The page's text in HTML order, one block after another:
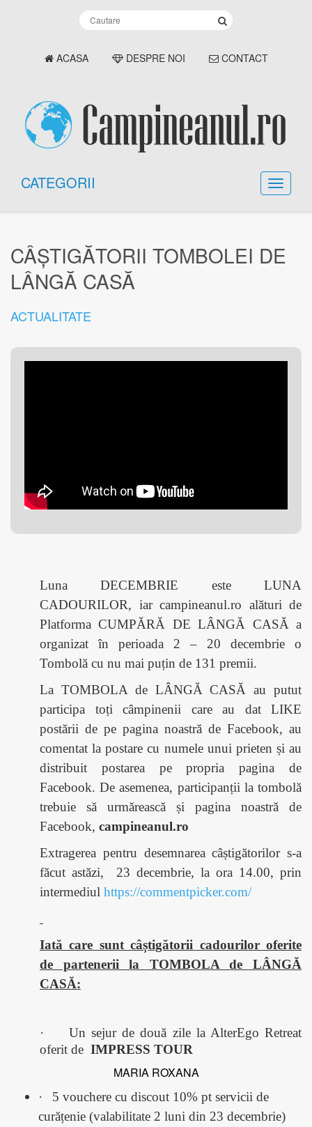
ACASA DESPRE NOI CONTACT
CATEGORII
CÂȘTIGĂTORII TOMBOLEI DE
LÂNGĂ CASĂ
ACTUALITATE
Luna DECEMBRIE este LUNA
CADOURILOR, iar campineanul.ro alături de
Platforma CUMPĂRĂ DE LÂNGĂ CASĂ a
organizat în perioada 2 – 20 decembrie o
Tombolă cu nu mai puțin de 131 premii.
La TOMBOLA de LÂNGĂ CASĂ au putut
participa toți câmpinenii care au dat LIKE
postării de pe pagina noastră de Facebook, au
comentat la postare cu numele unui prieten și au
distribuit postarea pe propria pagina de
Facebook. De asemenea, participanții la tombolă
trebuie să urmărească și pagina noastră de
Facebook, campineanul.ro
Extragerea pentru desemnarea câștigătorilor s-a
făcut astăzi,
23 decembrie, la ora 14.00, prin
intermediul https://commentpicker.com/
Iată care sunt câștigătorii cadourilor oferite
de partenerii la TOMBOLA de LÂNGĂ
CASĂ:
·
Un sejur de două zile la AlterEgo Retreat
oferit de IMPRESS TOUR
MARIA ROXANA
·
5 vouchere cu discout 10% pt servicii de
curățenie (valabilitate 2 luni din 23 decembrie)